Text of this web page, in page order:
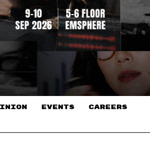
EVENTS CAREERS